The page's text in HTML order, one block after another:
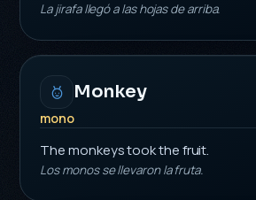
La jirafa llegó a las hojas de arriba.
Monkey
mono
The monkeys took the fruit.
Los monos se llevaron la fruta.